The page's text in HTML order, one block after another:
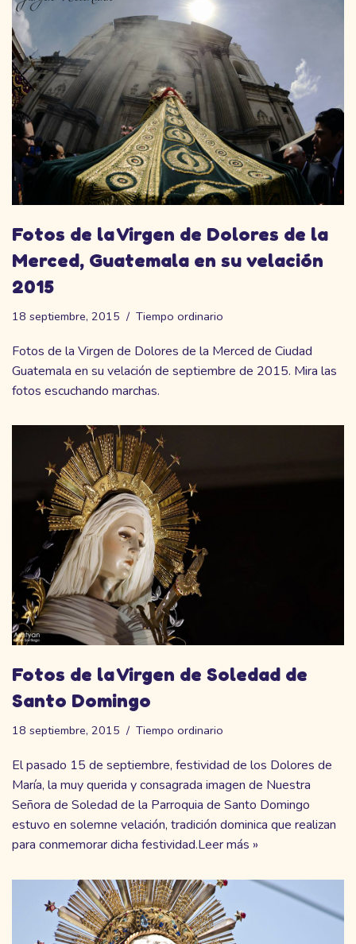
Fotos de la Virgen de Dolores de la
Merced, Guatemala en su velación
2015
18 septiembre, 2015 Tiempo ordinario
Fotos de la Virgen de Dolores de la Merced de Ciudad
Guatemala en su velación de septiembre de 2015. Mira las
fotos escuchando marchas.
Fotos de la Virgen de Soledad de
Santo Domingo
18 septiembre, 2015 Tiempo ordinario
El pasado 15 de septiembre, festividad de los Dolores de
María, la muy querida y consagrada imagen de Nuestra
Señora de Soledad de la Parroquia de Santo Domingo
estuvo en solemne velación, tradición dominica que realizan
para conmemorar dicha festividad.Leer más »